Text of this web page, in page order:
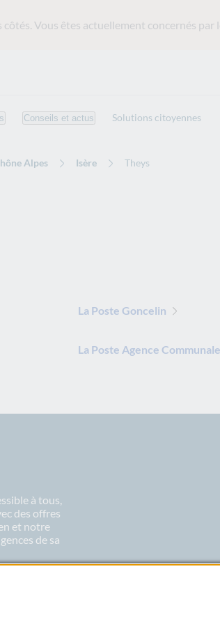
côtés. Vous êtes actuellement concernés par
Conseils et actus Solutions citoyennes
Alpes Isère Theys
La Poste Goncelin
La Poste Agence
à tous,
des offres
et notre
de sa